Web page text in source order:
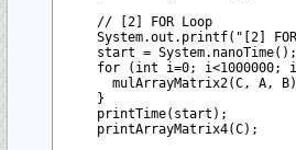
    // [2] FOR Loop
System.out.printf("[2]
    start = System.nanoTime();
for (int i=0; i<1000000;
mulArrayMatrix2(C, A,
    }
    printTime(start);